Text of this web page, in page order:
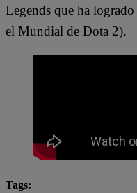
Legends que ha
el Mundial de Dota 2).
Tags: